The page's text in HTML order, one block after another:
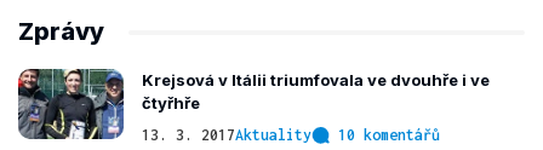
Zprávy
Krejsová v Itálii triumfovala ve dvouhře i ve
čtyřhře
13. 3. 2017Aktuality 10 komentářů